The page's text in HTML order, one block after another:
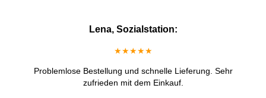
Lena, Sozialstation:
★★★★★
Problemlose Bestellung und schnelle Lieferung. Sehr
zufrieden mit dem Einkauf.